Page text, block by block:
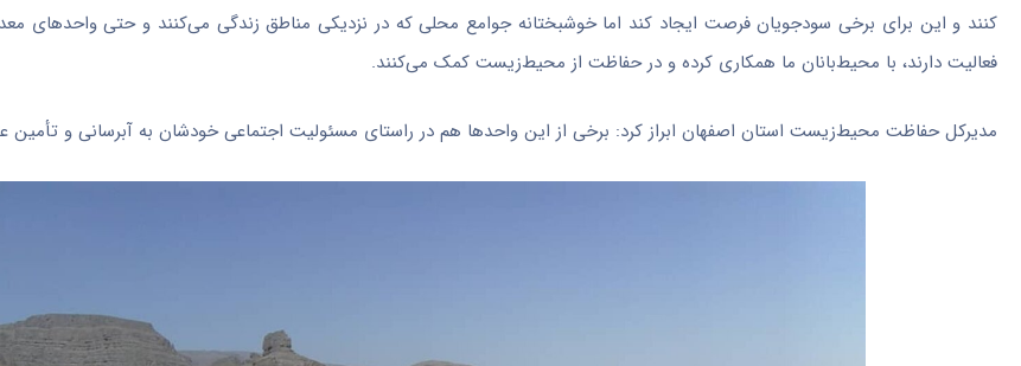
کنند و این برای برخی سودجویان فرصت ایجاد کند اما خوشبختانه جوامع محلی که در نزدیکی مناطق زندگی می‌کنند و حتی واحدهای
فعالیت دارند، با محیط‌بانان ما همکاری کرده و در حفاظت از محیط‌زیست کمک می‌کنند.
مدیرکل حفاظت محیط‌زیست استان اصفهان ابراز کرد: برخی از این واحدها هم در راستای مسئولیت اجتماعی خودشان به آبرسانی و تأمین